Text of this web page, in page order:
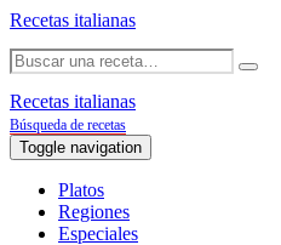
Recetas italianas
Recetas italianas
Búsqueda de recetas
Toggle navigation
Platos
Regiones
Especiales